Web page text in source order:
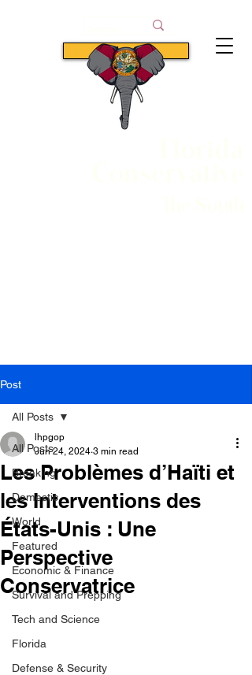
Subscribe
Post
All Posts
Breaking
Domestic
World
Featured
Economic & Finance
Survival and Prepping
Tech and Science
Florida
Defense & Security
All Posts
Les Problèmes d’Haïti et
les Interventions des
États-Unis : Une
Perspective
Conservatrice
lhpgop
Jun 24, 2024 3 min read